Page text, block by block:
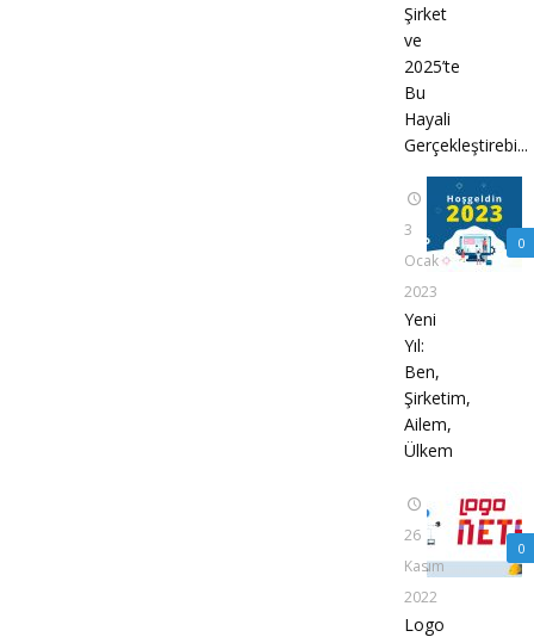
Şirket
ve
2025’te
Bu
Hayali
Gerçekleştirebi...
0
3
Ocak
2023
Yeni
Yıl:
Ben,
Şirketim,
Ailem,
Ülkem
0
26
Kasım
2022
Logo